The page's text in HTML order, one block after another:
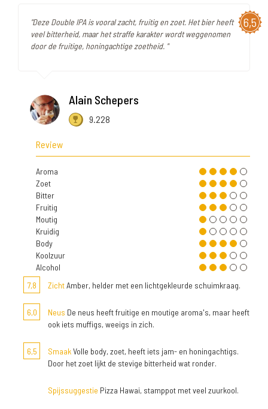
6,5
"Deze Double IPA is vooral zacht, fruitig en zoet. Het bier heeft
veel bitterheid, maar het straffe karakter wordt weggenomen
door de fruitige, honingachtige zoetheid. "
Alain Schepers
9.228
Review
Aroma
Zoet
Bitter
Fruitig
Moutig
Kruidig
Body
Koolzuur
Alcohol
7,8
ZichtAmber, helder met een lichtgekleurde schuimkraag.
6,0 Neus De neus heeft fruitige en moutige aroma's, maar heeft
ook iets muffigs, weeigs in zich.
6,5 SmaakVolle body, zoet, heeft iets jam- en honingachtigs.
Door het zoet lijkt de stevige bitterheid wat ronder.
Spijssuggestie Pizza Hawai, stamppot met veel zuurkool.